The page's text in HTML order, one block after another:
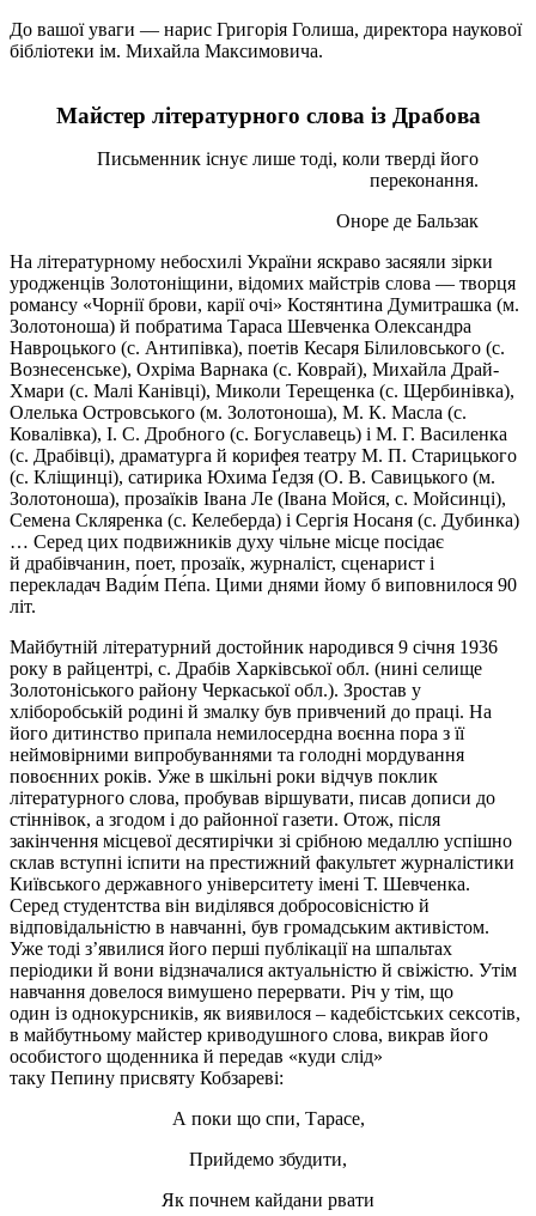
До вашої уваги — нарис Григорія Голиша, директора наукової
бібліотеки ім. Михайла Максимовича.
Майстер літературного слова із Драбова
Письменник існує лише тоді, коли тверді його
переконання.
Оноре де Бальзак
На літературному небосхилі України яскраво засяяли зірки
уродженців Золотоніщини, відомих майстрів слова — творця
романсу «Чорніїброви, карії очі» Костянтина Думитрашка (м.
Золотоноша) й побратима Тараса Шевченка Олександра
Навроцького (с. Антипівка), поетів Кесаря Білиловського (с.
Вознесенське), Охріма Варнака (с. Коврай), Михайла Драй-
Хмари (с. Малі Канівці), Миколи Терещенка (с. Щербинівка),
Олелька Островського (м. Золотоноша), М. К. Масла (с.
Ковалівка), І. С. Дробного (с. Богуславець) і М. Г. Василенка
(с. Драбівці), драматурга й корифея театру М. П. Старицького
(с. Кліщинці), сатирика Юхима Ґедзя (О. В. Савицького (м.
Золотоноша), прозаїків Івана Ле (Івана Мойся, с. Мойсинці),
Семена Скляренка (с. Келеберда) і Сергія Носаня (с. Дубинка)
… Серед цих подвижників духу чільне місце посідає
й драбівчанин, поет, прозаїк, журналіст, сценарист і
перекладач Вади́м Пе́па. Цими днями йому б виповнилося 90
літ.
Майбутній літературний достойник народився 9 січня 1936
року в райцентрі, с. Драбів Харківської обл. (нині селище
Золотоніського району Черкаської обл.). Зростав у
хліборобській родині й змалку був привчений до праці. На
його дитинство припала немилосердна воєнна пора з її
неймовірними випробуваннями та голодні мордування
повоєнних років. Уже в шкільні роки відчув поклик
літературного слова, пробував віршувати, писав дописи до
стіннівок, а згодом і до районної газети. Отож, після
закінчення місцевої десятирічки зі срібною медаллю успішно
склав вступні іспити на престижний факультет журналістики
Київського державного університету імені Т. Шевченка.
Серед студентства він виділявся добросовісністю й
відповідальністю в навчанні, був громадським активістом.
Уже тоді з’явилися його перші публікації на шпальтах
періодики й вони відзначалися актуальністю й свіжістю. Утім
навчання довелося вимушено перервати. Річ у тім, що
один із однокурсників, як виявилося – кадебістських сексотів,
в майбутньому майстер криводушного слова, викрав його
особистого щоденника й передав «куди слід»
таку Пепину присвяту Кобзареві:
А поки що спи, Тарасе,
Прийдемо збудити,
Як почнем кайдани рвати